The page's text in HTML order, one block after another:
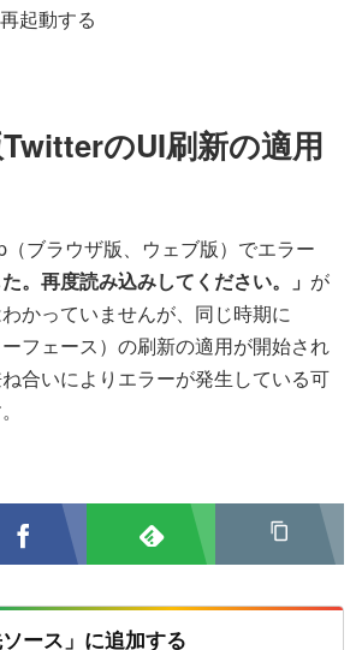
起動する
のUI刷新の適用
ブラウザ版、ウェブ版）でエラー
。再度読み込みしてください。」 が
かっていませんが、同じ時期に
フェース）の刷新の適用が開始され
合いによりエラーが発生している可
ース」に追加する